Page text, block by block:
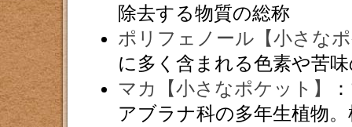
除去する物質の総称
ポリフェノール【小さな
に多く含まれる色素や苦
マカ【小さなポケット】
アブラナ科の多年生植物